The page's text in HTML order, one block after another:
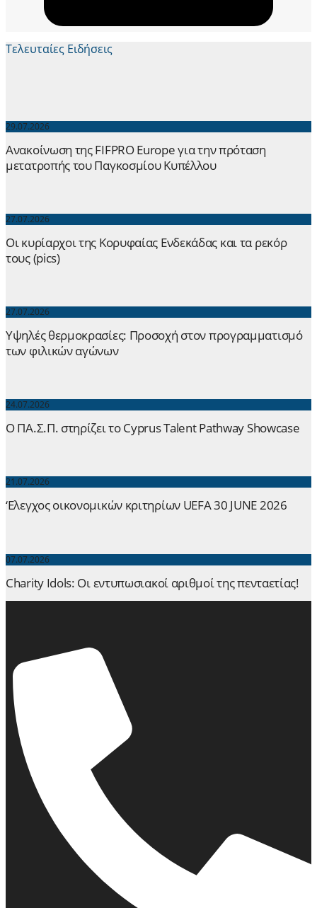
Τελευταίες Ειδήσεις
29.07.2026
Ανακοίνωση της FIFPRO Europe για την πρόταση
μετατροπής του Παγκοσμίου Κυπέλλου
27.07.2026
Οι κυρίαρχοι της Κορυφαίας Ενδεκάδας και τα ρεκόρ
τους (pics)
27.07.2026
Yψηλές θερμοκρασίες: Προσοχή στον προγραμματισμό
των φιλικών αγώνων
24.07.2026
Ο ΠΑ.Σ.Π. στηρίζει το Cyprus Talent Pathway Showcase
21.07.2026
‘Ελεγχος οικονομικών κριτηρίων UEFA 30 JUNE 2026
07.07.2026
Charity Idols: Οι εντυπωσιακοί αριθμοί της πενταετίας!